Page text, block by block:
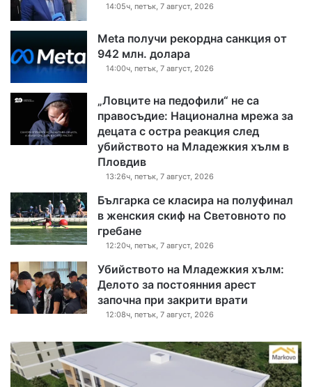
14:05ч, петък, 7 август, 2026
Meta получи рекордна санкция от
942 млн. долара
14:00ч, петък, 7 август, 2026
„Ловците на педофили“ не са
правосъдие: Национална мрежа за
децата с остра реакция след
убийството на Младежкия хълм в
Пловдив
13:26ч, петък, 7 август, 2026
Българка се класира на полуфинал
в женския скиф на Световното по
гребане
12:20ч, петък, 7 август, 2026
Убийството на Младежкия хълм:
Делото за постоянния арест
започна при закрити врати
12:08ч, петък, 7 август, 2026